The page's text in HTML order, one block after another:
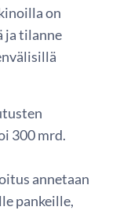
on
ja tilanne
300 mrd.
annetaan
pankeille,